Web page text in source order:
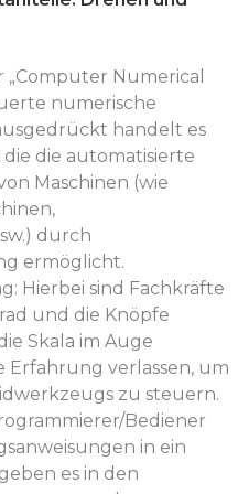
Numerical
numerische
handelt es
die automatisierte
Maschinen (wie
durch
ermöglicht.
Hierbei sind Fachkräfte
und die Knöpfe
Skala im Auge
Erfahrung verlassen, um
zu steuern.
Bediener
in ein
es in den